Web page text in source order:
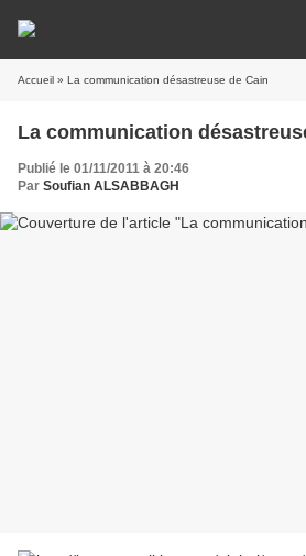
Accueil » La communication désastreuse de Cain
La communication
Publié le 01/11/2011 à 20:46
Par Soufian ALSABBAGH